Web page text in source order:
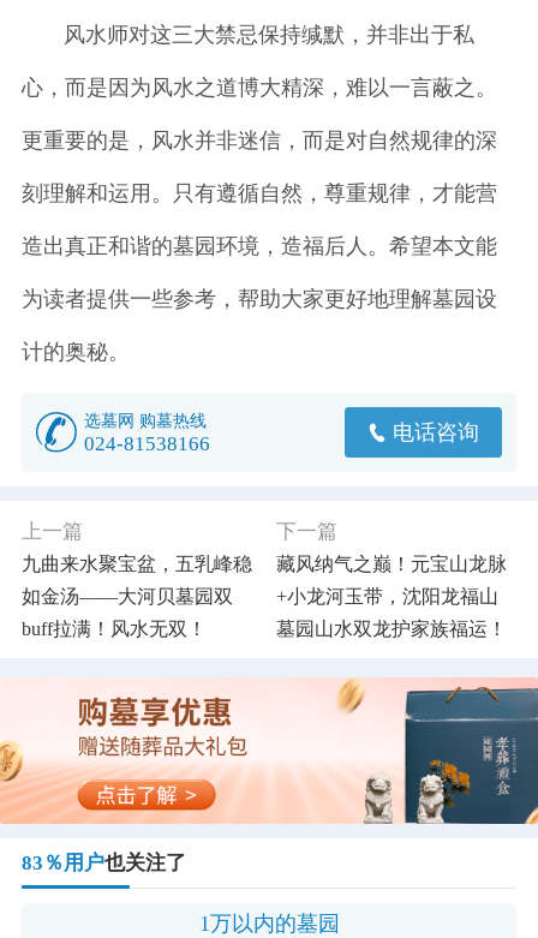
风水师对这三大禁忌保持缄默，并非出于私
心，而是因为风水之道博大精深，难以一言蔽之。
更重要的是，风水并非迷信，而是对自然规律的深
刻理解和运用。只有遵循自然，尊重规律，才能营
造出真正和谐的墓园环境，造福后人。希望本文能
为读者提供一些参考，帮助大家更好地理解墓园设
计的奥秘。
选墓网 购墓热线
024-81538166 电话咨询
上一篇
九曲来水聚宝盆，五乳峰稳
如金汤——大河贝墓园双
buff拉满！风水无双！
下一篇
藏风纳气之巅！元宝山龙脉
+小龙河玉带，沈阳龙福山
墓园山水双龙护家族福运！
83％用户也关注了
1万以内的墓园